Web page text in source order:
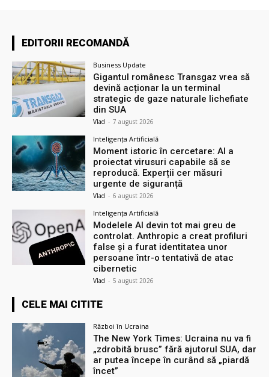
EDITORII RECOMANDĂ
Business Update
Gigantul românesc Transgaz vrea să
devină acționar la un terminal
strategic de gaze naturale lichefiate
din SUA
Vlad - 7 august 2026
Inteligența Artificială
Moment istoric în cercetare: AI a
proiectat virusuri capabile să se
reproducă. Experții cer măsuri
urgente de siguranță
Vlad - 6 august 2026
Inteligența Artificială
Modelele AI devin tot mai greu de
controlat. Anthropic a creat profiluri
false și a furat identitatea unor
persoane într-o tentativă de atac
cibernetic
Vlad - 5 august 2026
CELE MAI CITITE
Război în Ucraina
The New York Times: Ucraina nu va fi
„zdrobită brusc” fără ajutorul SUA, dar
ar putea începe în curând să „piardă
încet”